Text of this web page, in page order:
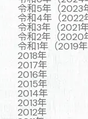
令和5年（2023
令和4年（2022
令和3年（2021年
令和2年（2020
令和1年（2019年
2018年
2017年
2016年
2015年
2014年
2013年
2012年